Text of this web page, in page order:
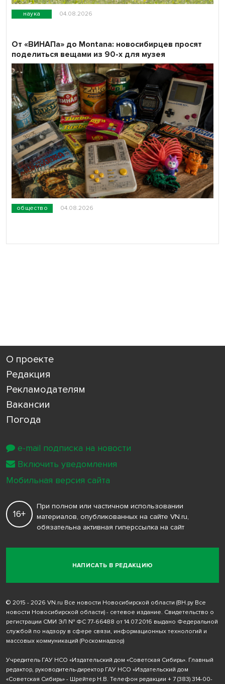
наука 04.08.2026
общество 04.08.2026
От «ВИНАПа» до Montana: новосибирцев просят
поделиться вещами из 90-х для музея
О проекте
Редакция
Рекламодателям
Вакансии
Погода
НАПИСАТЬ В РЕДАКЦИЮ
16+
При полном или частичном использовании
материалов, опубликованных на сайте VN.ru,
обязательна активная гиперссылка на сайт
© 2015 - 2026 VN.ru Все новости Новосибирской области (ВН.ру Все
новости Новосибирской области) - сетевое издание. Свидетельство о
регистрации СМИ ЭЛ № ФС 77-66488 от 14.07.2016 выдано Федеральной
службой по надзору в сфере связи, информационных технологий и
массовых коммуникаций (Роскомнадзор)
Учредитель ГАУ НСО «Издательский дом «Советская Сибирь». Главный
редактор, руководитель-директор ГАУ НСО «Издательский дом
«Советская Сибирь» - Шрейтер Н.В. Телефон редакции + 7 (383) 314-00-
e-mail подписка на новости
Включить уведомления
Мобильная версия сайта